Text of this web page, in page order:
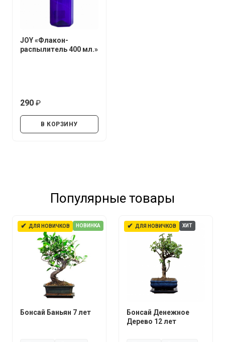
JOY «Флакон-
распылитель 400 мл.»
290
В КОРЗИНУ
Популярные товары
✔ ДЛЯ НОВИЧКОВ НОВИНКА
Бонсай Баньян 7 лет
✔ ДЛЯ НОВИЧКОВ ХИТ
Бонсай Денежное
Дерево 12 лет